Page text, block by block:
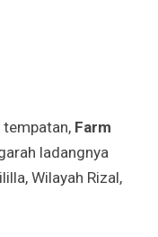
Farm
ladangnya
Wilayah Rizal,